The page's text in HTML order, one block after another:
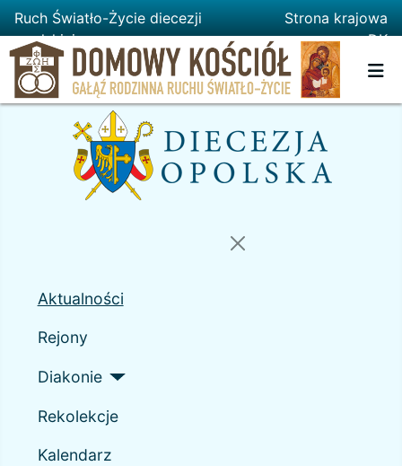
Ruch Światło-Życie diecezji
opolskiej
Strona krajowa
DK
Aktualności
Rejony
Diakonie
Rekolekcje
Kalendarz